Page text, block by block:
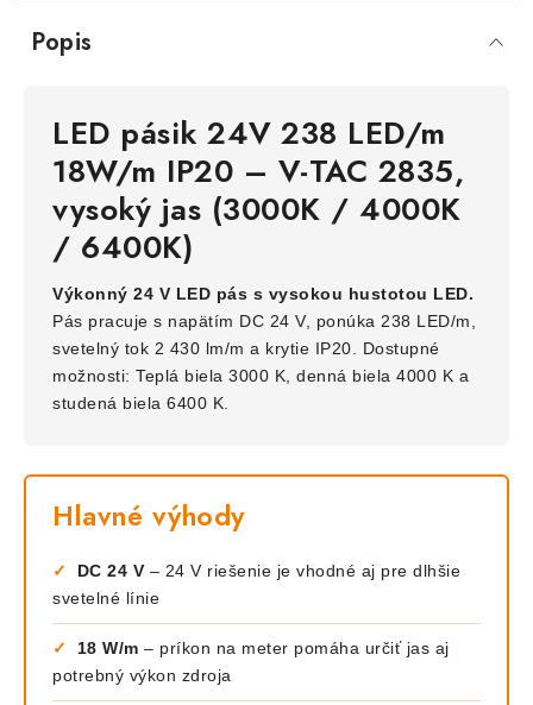
Popis
LED pásik 24V 238 LED/m
18W/m IP20 – V-TAC 2835,
vysoký jas (3000K / 4000K
/ 6400K)
Výkonný 24 V LED pás s vysokou hustotou LED.
Pás pracuje s napätím DC 24 V, ponúka 238 LED/m,
svetelný tok 2 430 lm/m a krytie IP20. Dostupné
možnosti: Teplá biela 3000 K, denná biela 4000 K a
studená biela 6400 K.
Hlavné výhody
✓ DC 24 V – 24 V riešenie je vhodné aj pre dlhšie
svetelné línie
✓ 18 W/m – príkon na meter pomáha určiť jas aj
potrebný výkon zdroja